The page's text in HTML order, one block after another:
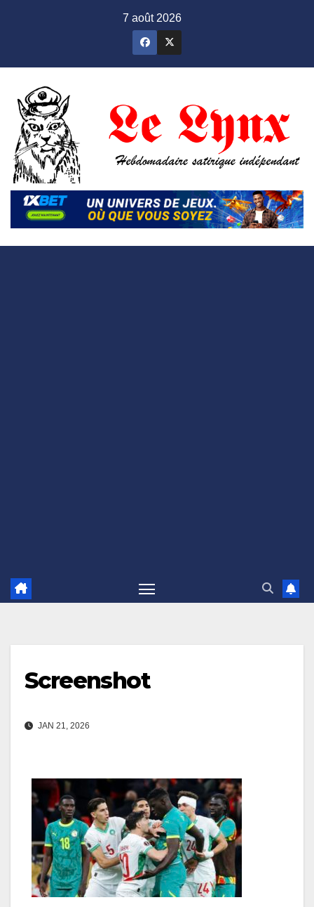
7 août 2026
Screenshot
JAN 21, 2026